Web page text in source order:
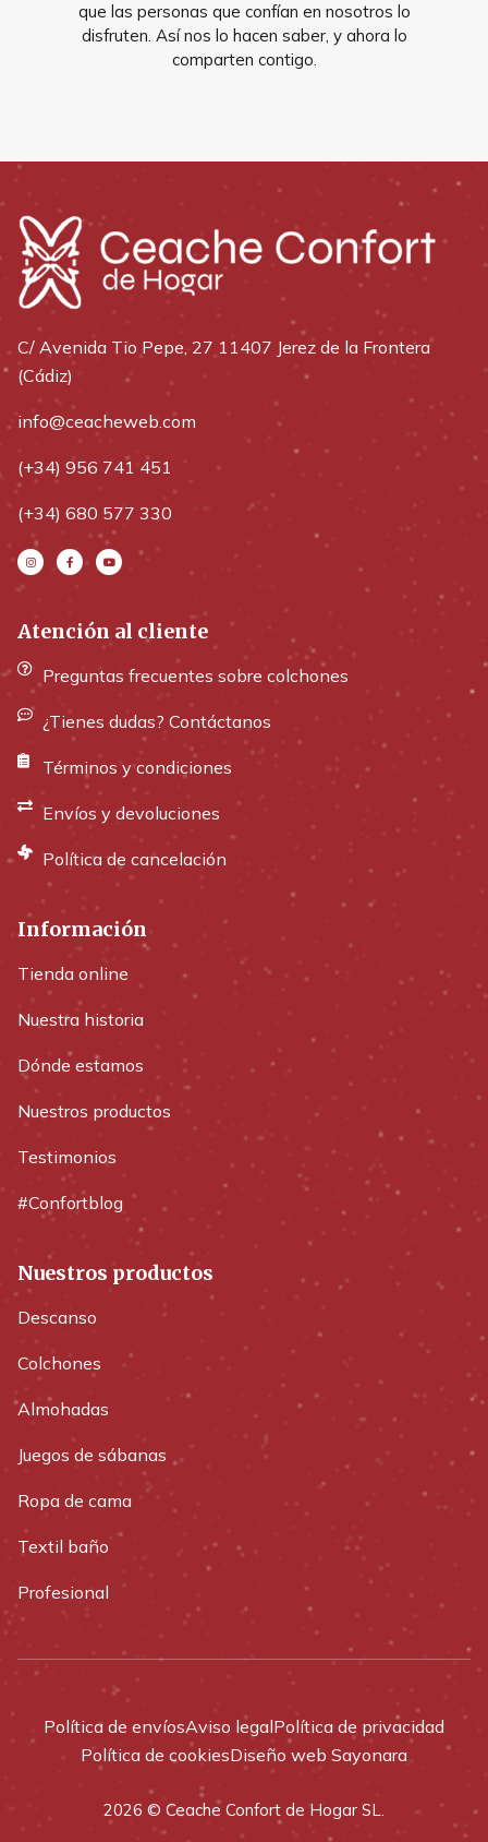
que las personas que confían en nosotros lo
disfruten. Así nos lo hacen saber, y ahora lo
comparten contigo.
C/ Avenida Tio Pepe, 27 11407 Jerez de la Frontera
(Cádiz)
info@ceacheweb.com
(+34) 956 741 451
(+34) 680 577 330
Atención al cliente
Preguntas frecuentes sobre colchones
¿Tienes dudas? Contáctanos
Términos y condiciones
Envíos y devoluciones
Política de cancelación
Información
Tienda online
Nuestra historia
Dónde estamos
Nuestros productos
Testimonios
#Confortblog
Nuestros productos
Descanso
Colchones
Almohadas
Juegos de sábanas
Ropa de cama
Textil baño
Profesional
2026 © Ceache Confort de Hogar SL.
Política de envíosAviso legalPolítica de privacidad
Política de cookiesDiseño web Sayonara